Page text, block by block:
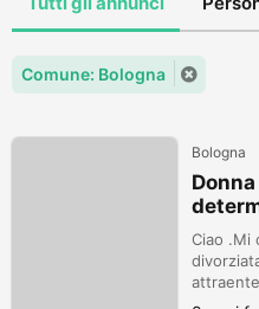
Comune: Bologna
Bologna
Ciao .Mi